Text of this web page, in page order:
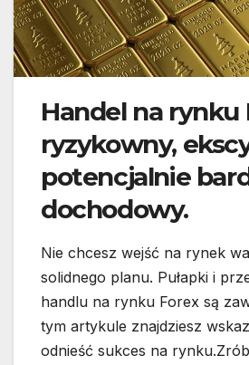
Handel na rynku
ryzykowny,
potencjalnie
dochodowy.
Nie chcesz wejść na rynek
solidnego planu. Pułapki i
handlu na rynku Forex są
tym artykule znajdziesz
odnieść sukces na